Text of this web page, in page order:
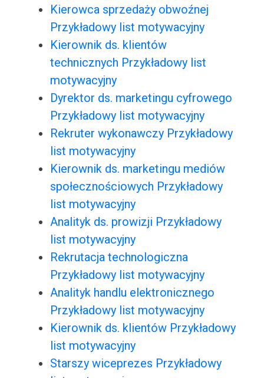
Kierowca sprzedaży obwoźnej
Przykładowy list motywacyjny
Kierownik ds. klientów
technicznych Przykładowy list
motywacyjny
Dyrektor ds. marketingu cyfrowego
Przykładowy list motywacyjny
Rekruter wykonawczy Przykładowy
list motywacyjny
Kierownik ds. marketingu mediów
społecznościowych Przykładowy
list motywacyjny
Analityk ds. prowizji Przykładowy
list motywacyjny
Rekrutacja technologiczna
Przykładowy list motywacyjny
Analityk handlu elektronicznego
Przykładowy list motywacyjny
Kierownik ds. klientów Przykładowy
list motywacyjny
Starszy wiceprezes Przykładowy